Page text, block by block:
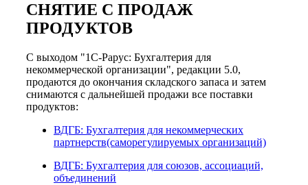
СНЯТИЕ С ПРОДАЖ
ПРОДУКТОВ
С выходом "1С-Рарус: Бухгалтерия для
некоммерческой организации", редакции 5.0,
продаются до окончания складского запаса и затем
снимаются с дальнейшей продажи все поставки
продуктов:
ВДГБ: Бухгалтерия для некоммерческих
партнерств(саморегулируемых организаций)
ВДГБ: Бухгалтерия для союзов, ассоциаций,
объединений